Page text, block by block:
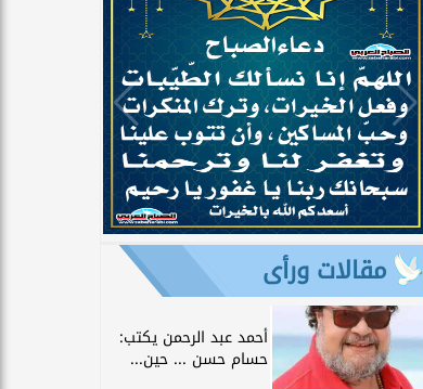
مقالات ورأى
أحمد عبد الرحمن يكتب:
حسام حسن ... حين...